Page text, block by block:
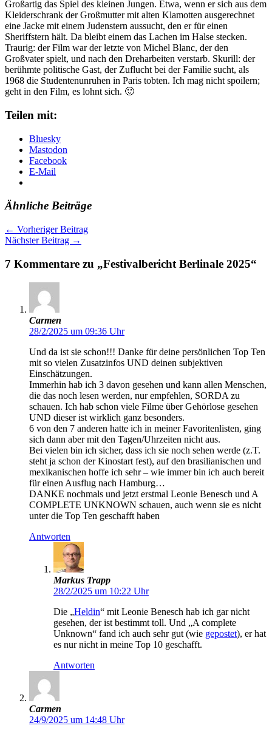
Großartig das Spiel des kleinen Jungen. Etwa, wenn er sich aus dem
Kleiderschrank der Großmutter mit alten Klamotten ausgerechnet
eine Jacke mit einem Judenstern aussucht, den er für einen
Sheriffstern hält. Da bleibt einem das Lachen im Halse stecken.
Traurig: der Film war der letzte von Michel Blanc, der den
Großvater spielt, und nach den Dreharbeiten verstarb. Skurill: der
berühmte politische Gast, der Zuflucht bei der Familie sucht, als
1968 die Studentenunruhen in Paris tobten. Ich mag nicht spoilern;
geht in den Film, es lohnt sich. 🙂
Teilen mit:
Bluesky
Mastodon
Facebook
E-Mail
Ähnliche Beiträge
← Vorheriger Beitrag
Nächster Beitrag →
7 Kommentare zu „Festivalbericht Berlinale 2025“
Carmen
28/2/2025 um 09:36 Uhr
Und da ist sie schon!!! Danke für deine persönlichen Top Ten
mit so vielen Zusatzinfos UND deinen subjektiven
Einschätzungen.
Immerhin hab ich 3 davon gesehen und kann allen Menschen,
die das noch lesen werden, nur empfehlen, SORDA zu
schauen. Ich hab schon viele Filme über Gehörlose gesehen
UND dieser ist wirklich ganz besonders.
6 von den 7 anderen hatte ich in meiner Favoritenlisten, ging
sich dann aber mit den Tagen/Uhrzeiten nicht aus.
Bei vielen bin ich sicher, dass ich sie noch sehen werde (z.T.
steht ja schon der Kinostart fest), auf den brasilianischen und
mexikanischen hoffe ich sehr – wie immer bin ich auch bereit
für einen Ausflug nach Hamburg…
DANKE nochmals und jetzt erstmal Leonie Benesch und A
COMPLETE UNKNOWN schauen, auch wenn sie es nicht
unter die Top Ten geschafft haben
Antworten
Markus Trapp
28/2/2025 um 10:22 Uhr
Die „Heldin“ mit Leonie Benesch hab ich gar nicht
gesehen, der ist bestimmt toll. Und „A complete
Unknown“ fand ich auch sehr gut (wie gepostet), er hat
es nur nicht in meine Top 10 geschafft.
Antworten
Carmen
24/9/2025 um 14:48 Uhr